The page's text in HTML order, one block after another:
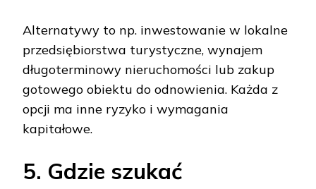
Alternatywy to np. inwestowanie w lokalne
przedsiębiorstwa turystyczne, wynajem
długoterminowy nieruchomości lub zakup
gotowego obiektu do odnowienia. Każda z
opcji ma inne ryzyko i wymagania
kapitałowe.
5. Gdzie szukać